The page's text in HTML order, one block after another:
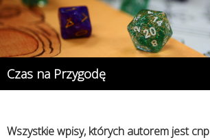
Przejdź
do
treści
Czas na Przygodę
Wszystkie wpisy, których autorem jest cnp